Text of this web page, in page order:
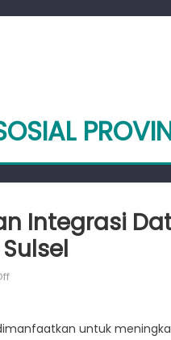
Integrasi
on
Integrasi
untuk